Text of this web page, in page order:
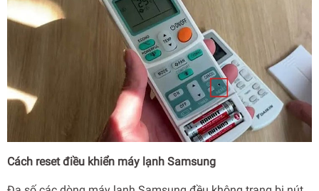
Cách reset điều khiển máy lạnh Samsung